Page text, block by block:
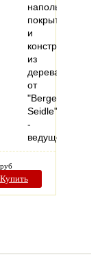
напольных
покрытий
и
конструкций
из
дерева
от
"Berger-
Seidle"
-
ведущего…
Купить